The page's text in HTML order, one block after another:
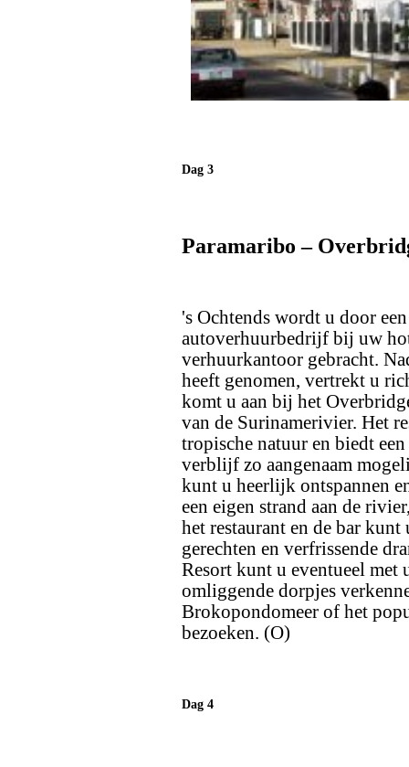
Dag 3
Paramaribo –
's Ochtends wordt u door
autoverhuurbedrijf bij uw
verhuurkantoor gebracht.
heeft genomen, vertrekt u
komt u aan bij het
van de Surinamerivier. Het
tropische natuur en biedt
verblijf zo aangenaam
kunt u heerlijk ontspannen
een eigen strand aan de
het restaurant en de bar
gerechten en verfrissende
Resort kunt u eventueel met
omliggende dorpjes
Brokopondomeer of het
bezoeken. (O)
Dag 4